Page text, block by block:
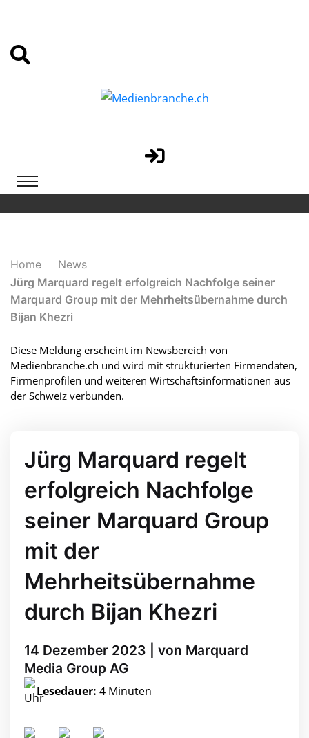
Home
News
Jürg Marquard regelt erfolgreich Nachfolge seiner
Marquard Group mit der Mehrheitsübernahme durch
Bijan Khezri
Diese Meldung erscheint im Newsbereich von
Medienbranche.ch und wird mit strukturierten Firmendaten,
Firmenprofilen und weiteren Wirtschaftsinformationen aus
der Schweiz verbunden.
Jürg Marquard regelt
erfolgreich Nachfolge
seiner Marquard Group
mit der
Mehrheitsübernahme
durch Bijan Khezri
14 Dezember 2023 | von Marquard
Media Group AG
Lesedauer: 4 Minuten